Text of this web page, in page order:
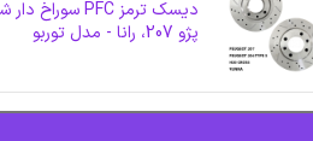
پژو 207، رانا - مدل توربو